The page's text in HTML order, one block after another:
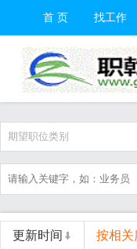
首 页 找工作
期望职位类别
更新时间 按相关